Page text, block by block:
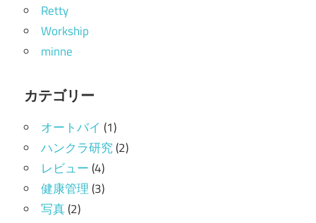
Retty
Workship
minne
カテゴリー
オートバイ (1)
ハンクラ研究(2)
レビュー(4)
健康管理(3)
写真(2)